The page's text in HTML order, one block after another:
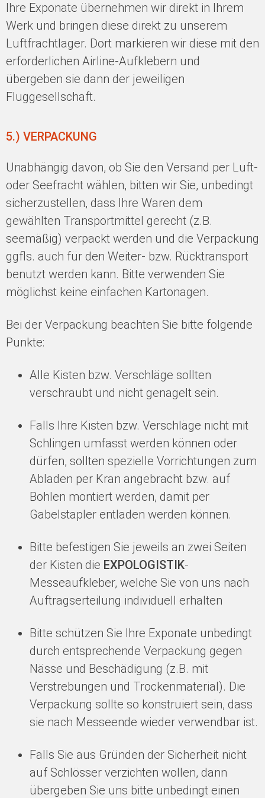
Ihre Exponate übernehmen wir direkt in Ihrem
Werk und bringen diese direkt zu unserem
Luftfrachtlager. Dort markieren wir diese mit den
erforderlichen Airline-Aufklebern und
übergeben sie dann der jeweiligen
Fluggesellschaft.
5.) VERPACKUNG
Unabhängig davon, ob Sie den Versand per Luft-
oder Seefracht wählen, bitten wir Sie, unbedingt
sicherzustellen, dass Ihre Waren dem
gewählten Transportmittel gerecht (z.B.
seemäßig) verpackt werden und die Verpackung
ggfls. auch für den Weiter- bzw. Rücktransport
benutzt werden kann. Bitte verwenden Sie
möglichst keine einfachen Kartonagen.
Bei der Verpackung beachten Sie bitte folgende
Punkte:
Alle Kisten bzw. Verschläge sollten
verschraubt und nicht genagelt sein.
Falls Ihre Kisten bzw. Verschläge nicht mit
Schlingen umfasst werden können oder
dürfen, sollten spezielle Vorrichtungen zum
Abladen per Kran angebracht bzw. auf
Bohlen montiert werden, damit per
Gabelstapler entladen werden können.
Bitte befestigen Sie jeweils an zwei Seiten
der Kisten die EXPOLOGISTIK-
Messeaufkleber, welche Sie von uns nach
Auftragserteilung individuell erhalten
Bitte schützen Sie Ihre Exponate unbedingt
durch entsprechende Verpackung gegen
Nässe und Beschädigung (z.B. mit
Verstrebungen und Trockenmaterial). Die
Verpackung sollte so konstruiert sein, dass
sie nach Messeende wieder verwendbar ist.
Falls Sie aus Gründen der Sicherheit nicht
auf Schlösser verzichten wollen, dann
übergeben Sie uns bitte unbedingt einen